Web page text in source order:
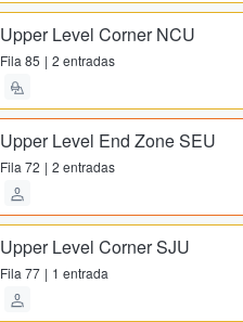
Upper Level Corner NCU
Fila 85 2 entradas
Upper Level End Zone SEU
Fila 72 2 entradas
Upper Level Corner SJU
Fila 77 1 entrada